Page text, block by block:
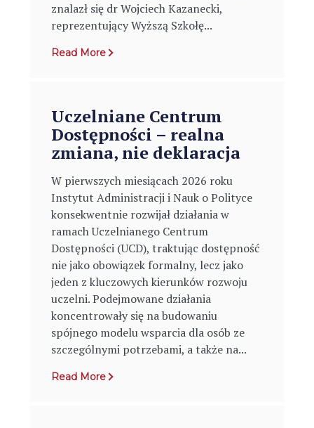
znalazł się dr Wojciech Kazanecki,
reprezentujący Wyższą Szkołę...
Read More
Uczelniane Centrum
Dostępności – realna
zmiana, nie deklaracja
W pierwszych miesiącach 2026 roku
Instytut Administracji i Nauk o Polityce
konsekwentnie rozwijał działania w
ramach Uczelnianego Centrum
Dostępności (UCD), traktując dostępność
nie jako obowiązek formalny, lecz jako
jeden z kluczowych kierunków rozwoju
uczelni. Podejmowane działania
koncentrowały się na budowaniu
spójnego modelu wsparcia dla osób ze
szczególnymi potrzebami, a także na...
Read More